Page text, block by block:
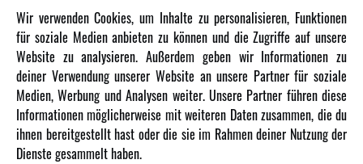
Newsletter
Über uns
Karriere
Amewi Kataloge
MEHR VON AMEWI
Wir verwenden Cookies, um Inhalte zu personalisieren, Funktionen
für soziale Medien anbieten zu können und die Zugriffe auf unsere
Website zu analysieren. Außerdem geben wir Informationen zu
deiner Verwendung unserer Website an unsere Partner für soziale
Medien, Werbung und Analysen weiter. Unsere Partner führen diese
Informationen möglicherweise mit weiteren Daten zusammen, die du
ihnen bereitgestellt hast oder die sie im Rahmen deiner Nutzung der
Dienste gesammelt haben.